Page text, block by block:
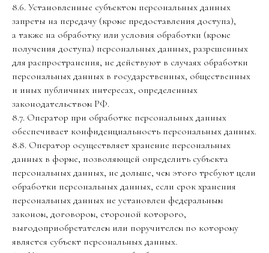
8.6. Установленные субъектом персональных данных
запреты на передачу (кроме предоставления доступа),
а также на обработку или условия обработки (кроме
получения доступа) персональных данных, разрешенных
для распространения, не действуют в случаях обработки
персональных данных в государственных, общественных
и иных публичных интересах, определенных
законодательством РФ.
8.7. Оператор при обработке персональных данных
обеспечивает конфиденциальность персональных данных.
8.8. Оператор осуществляет хранение персональных
данных в форме, позволяющей определить субъекта
персональных данных, не дольше, чем этого требуют цели
обработки персональных данных, если срок хранения
персональных данных не установлен федеральным
законом, договором, стороной которого,
выгодоприобретателем или поручителем по которому
является субъект персональных данных.